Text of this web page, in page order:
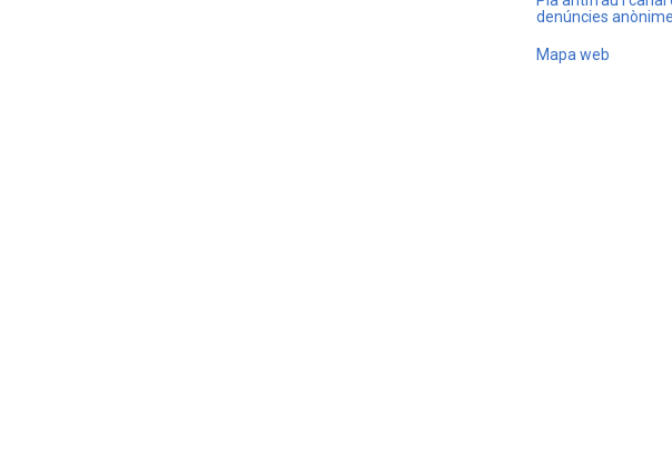
denúncies
Mapa web